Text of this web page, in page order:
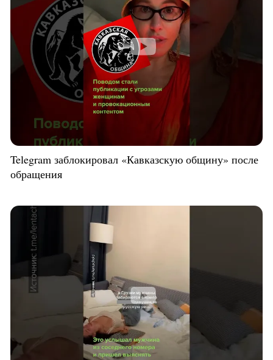
Telegram заблокировал «Кавказскую общину» после
обращения